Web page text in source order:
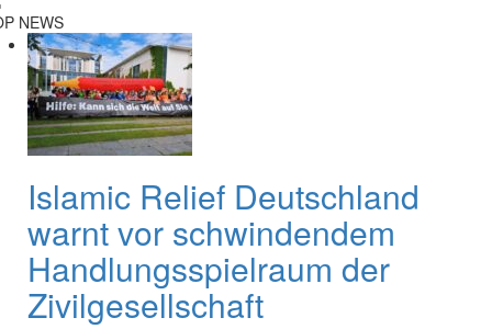
NEWS
Islamic Relief Deutschland
warnt vor schwindendem
Handlungsspielraum der
Zivilgesellschaft